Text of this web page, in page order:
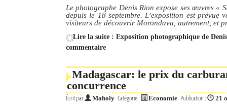
Le photographe Denis Rion expose ses œuvres «
depuis le 18 septembre. L’exposition est
visiteurs de découvrir Morondava, autrement, et
Lire la suite : Exposition photographique de
commentaire
Madagascar: le prix du
concurrence
Écrit par Maholy Catégorie : Economie Publication : 21